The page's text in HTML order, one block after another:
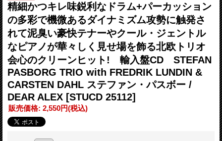
精細かつキレ味鋭利なドラム+パーカッション
の多彩で機微あるダイナミズム攻勢に触発さ
れて泥臭い豪快テナーやクール・ジェントル
なピアノが華々しく見せ場を飾る北欧トリオ
会心のクリーンヒット! 輸入盤CD STEFAN
PASBORG TRIO with FREDRIK LUNDIN &
CARSTEN DAHL ステファン・パスボー /
DEAR ALEX [STUCD 25112]
販売価格: 2,550円(税込)